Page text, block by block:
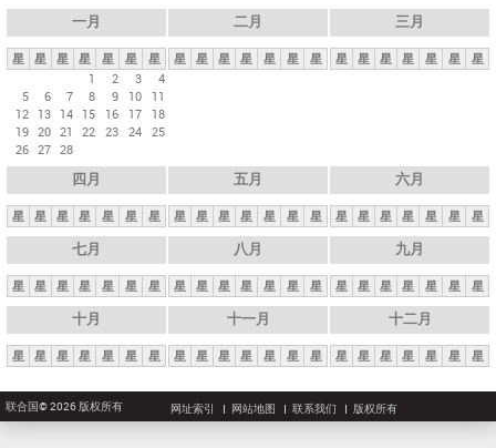
一月
星 星 星 星 星 星
星
1
2 3
4
5
6 7 8 9 10
11
12 13 14 15 16 17
18
19 20 21 22 23 24 25
26 27 28
二月
星 星 星 星 星 星 星
三月
星 星 星 星 星 星 星
四月
星 星 星 星 星 星 星
五月
星 星 星 星 星 星 星
六月
星 星 星 星 星 星 星
七月
星 星 星 星 星 星 星
八月
星 星 星 星 星 星 星
九月
星 星 星 星 星 星 星
十月
星 星 星 星 星 星 星
十一月
星 星 星 星 星 星 星
十二月
星 星 星 星 星 星 星
联合国© 2026 版权所有 网址索引 网站地图 联系我们 版权所有